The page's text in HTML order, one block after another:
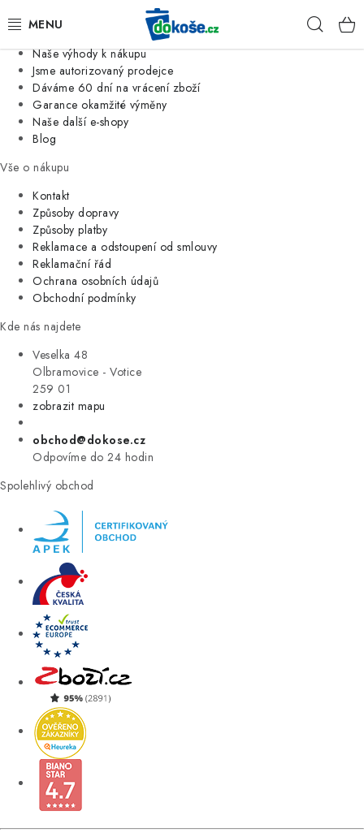
Jsme tradiční česká firma
Naše výhody k nákupu
Jsme autorizovaný prodejce
Dáváme 60 dní na vrácení zboží
Garance okamžité výměny
Naše další e-shopy
Blog
Vše o nákupu
Kontakt
Způsoby dopravy
Způsoby platby
Reklamace a odstoupení od smlouvy
Reklamační řád
Ochrana osobních údajů
Obchodní podmínky
Kde nás najdete
Veselka 48
Olbramovice - Votice
259 01
zobrazit mapu
obchod@dokose.cz
Odpovíme do 24 hodin
Spolehlivý obchod
KOŠE
SÁČKY
KUCHYNĚ
ORGANIZACE
DOMÁCNOST
ÚKLID
VÝPRODEJ
ZNAČKY
Úvod Kontakt Blog
Moje objednávka